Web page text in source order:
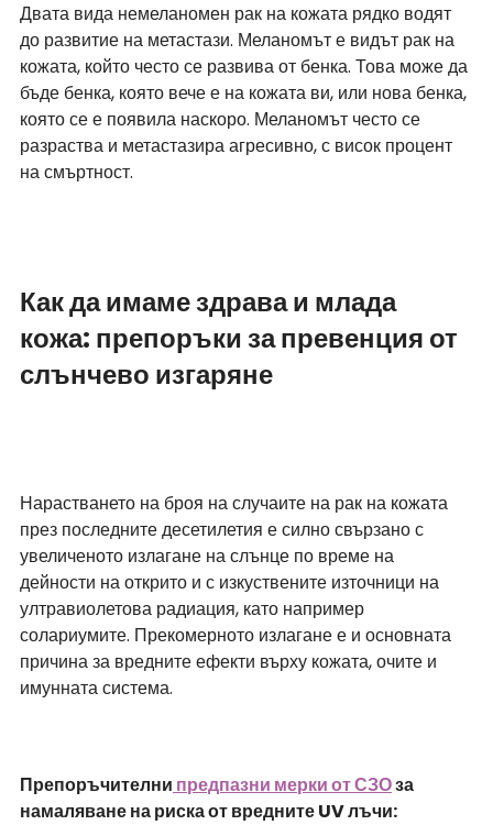
Двата вида немеланомен рак на кожата рядко водят
до развитие на метастази. Меланомът е видът рак на
кожата, който често се развива от бенка. Това може да
бъде бенка, която вече е на кожата ви, или нова бенка,
която се е появила наскоро. Меланомът често се
разраства и метастазира агресивно, с висок процент
на смъртност.
Как да имаме здрава и млада
кожа: препоръки за превенция от
слънчево изгаряне
Нарастването на броя на случаите на рак на кожата
през последните десетилетия е силно свързано с
увеличеното излагане на слънце по време на
дейности на открито и с изкуствените източници на
ултравиолетова радиация, като например
солариумите. Прекомерното излагане е и основната
причина за вредните ефекти върху кожата, очите и
имунната система.
Препоръчителни предпазни мерки от СЗО за
намаляване на риска от вредните UV лъчи: